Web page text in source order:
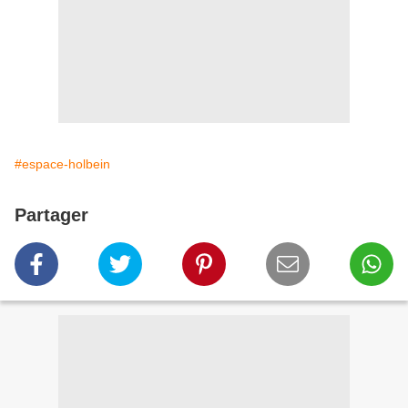
#espace-holbein
Partager